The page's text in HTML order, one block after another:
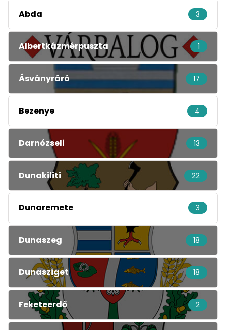
Abda 3
Albertkázmérpuszta 1
Ásványráró 17
Bezenye 4
Darnózseli 13
Dunakiliti 22
Dunaremete 3
Dunaszeg 18
Dunasziget 18
Feketeerdő 2